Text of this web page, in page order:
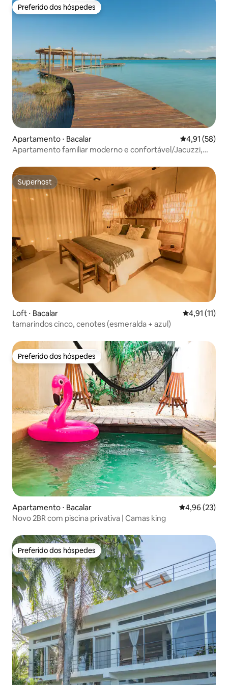
Preferido dos hóspedes
Preferido dos hóspedes
Apartamento ⋅ Bacalar 4,91 de uma
4,91 (58)
Apartamento familiar moderno e confortável/Jacuzzi,
Superhost
Superhost
Loft ⋅ Bacalar 4,91 de uma
4,91 (11)
tamarindos cinco, cenotes (esmeralda + azul)
Preferido dos hóspedes
Preferido dos hóspedes
Apartamento ⋅ Bacalar 4,96 de uma
4,96 (23)
Novo 2BR com piscina privativa | Camas king
Preferido dos hóspedes
Preferido dos hóspedes